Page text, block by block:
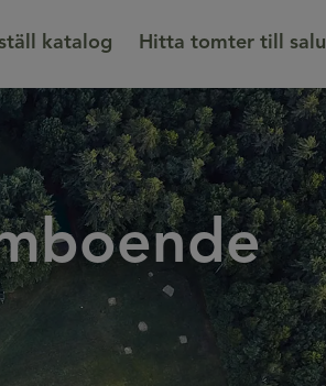
katalog Hitta tomter till salu